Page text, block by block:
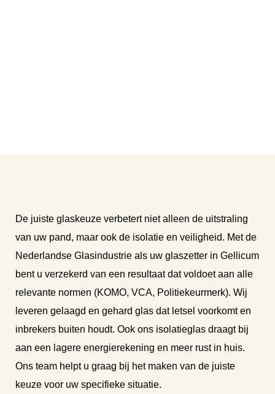
De juiste glaskeuze verbetert niet alleen de uitstraling
van uw pand, maar ook de isolatie en veiligheid. Met de
Nederlandse Glasindustrie als uw glaszetter in Gellicum
bent u verzekerd van een resultaat dat voldoet aan alle
relevante normen (KOMO, VCA, Politiekeurmerk). Wij
leveren gelaagd en gehard glas dat letsel voorkomt en
inbrekers buiten houdt. Ook ons isolatieglas draagt bij
aan een lagere energierekening en meer rust in huis.
Ons team helpt u graag bij het maken van de juiste
keuze voor uw specifieke situatie.